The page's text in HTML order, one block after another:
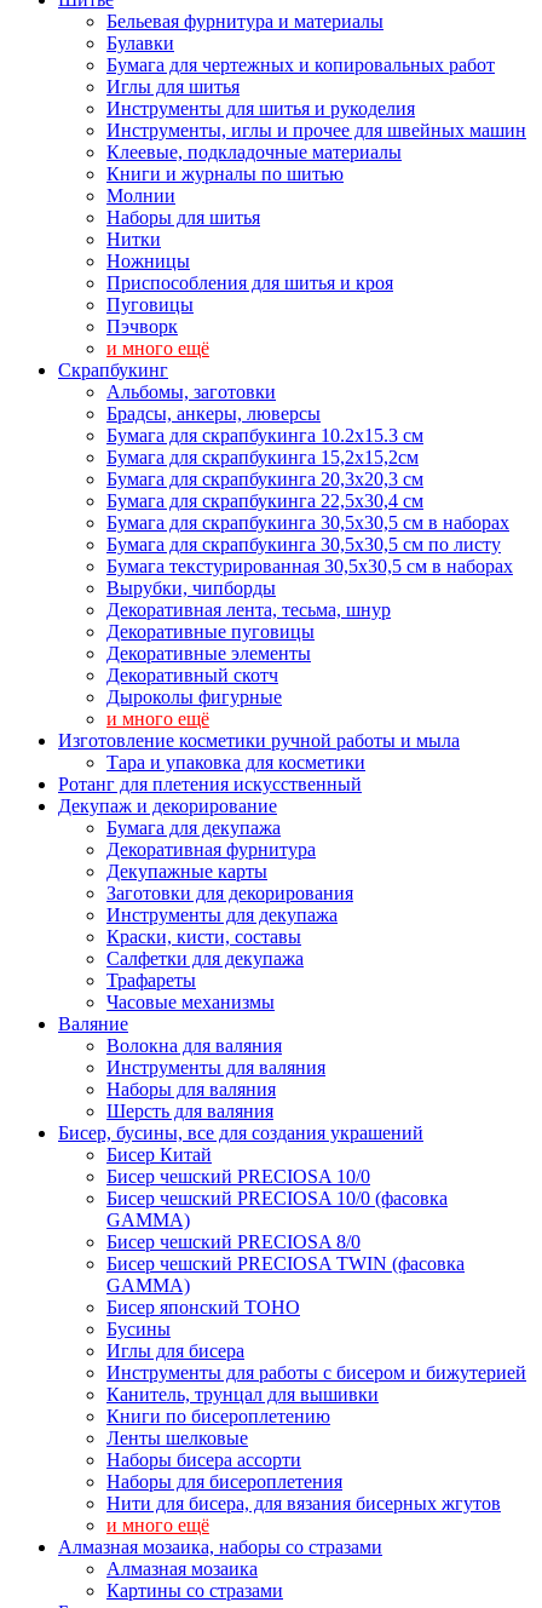
Бельевая фурнитура и материалы
Булавки
Бумага для чертежных и копировальных работ
Иглы для шитья
Инструменты для шитья и рукоделия
Инструменты, иглы и прочее для швейных машин
Клеевые, подкладочные материалы
Книги и журналы по шитью
Молнии
Наборы для шитья
Нитки
Ножницы
Приспособления для шитья и кроя
Пуговицы
Пэчворк
и много ещё
Скрапбукинг
Альбомы, заготовки
Брадсы, анкеры, люверсы
Бумага для скрапбукинга 10.2х15.3 см
Бумага для скрапбукинга 15,2х15,2см
Бумага для скрапбукинга 20,3х20,3 см
Бумага для скрапбукинга 22,5х30,4 см
Бумага для скрапбукинга 30,5х30,5 см в наборах
Бумага для скрапбукинга 30,5х30,5 см по листу
Бумага текстурированная 30,5х30,5 см в наборах
Вырубки, чипборды
Декоративная лента, тесьма, шнур
Декоративные пуговицы
Декоративные элементы
Декоративный скотч
Дыроколы фигурные
и много ещё
Изготовление косметики ручной работы и мыла
Тара и упаковка для косметики
Ротанг для плетения искусственный
Декупаж и декорирование
Бумага для декупажа
Декоративная фурнитура
Декупажные карты
Заготовки для декорирования
Инструменты для декупажа
Краски, кисти, составы
Салфетки для декупажа
Трафареты
Часовые механизмы
Валяние
Волокна для валяния
Инструменты для валяния
Наборы для валяния
Шерсть для валяния
Бисер, бусины, все для создания украшений
Бисер Китай
Бисер чешский PRECIOSA 10/0
Бисер чешский PRECIOSA 10/0 (фасовка
GAMMA)
Бисер чешский PRECIOSA 8/0
Бисер чешский PRECIOSA TWIN (фасовка
GAMMA)
Бисер японский TOHO
Бусины
Иглы для бисера
Инструменты для работы с бисером и бижутерией
Канитель, трунцал для вышивки
Книги по бисероплетению
Ленты шелковые
Наборы бисера ассорти
Наборы для бисероплетения
Нити для бисера, для вязания бисерных жгутов
и много ещё
Алмазная мозаика, наборы со стразами
Алмазная мозаика
Картины co стразами